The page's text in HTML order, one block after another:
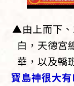
▲由上而下、
白，天德宮
華，以及轎
寶島神很大